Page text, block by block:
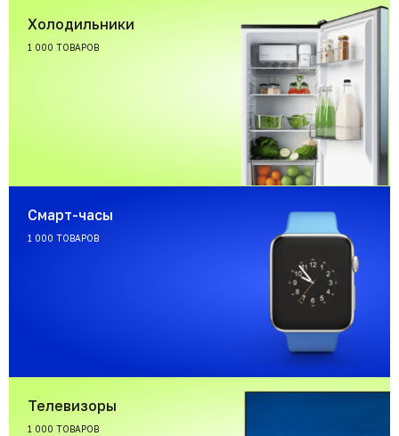
Холодильники
1 000 ТОВАРОВ
Смарт-часы
1 000 ТОВАРОВ
Телевизоры
1 000 ТОВАРОВ